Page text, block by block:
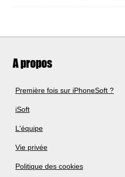
A propos
Première fois sur iPhoneSoft ?
iSoft
L'équipe
Vie privée
Politique des cookies